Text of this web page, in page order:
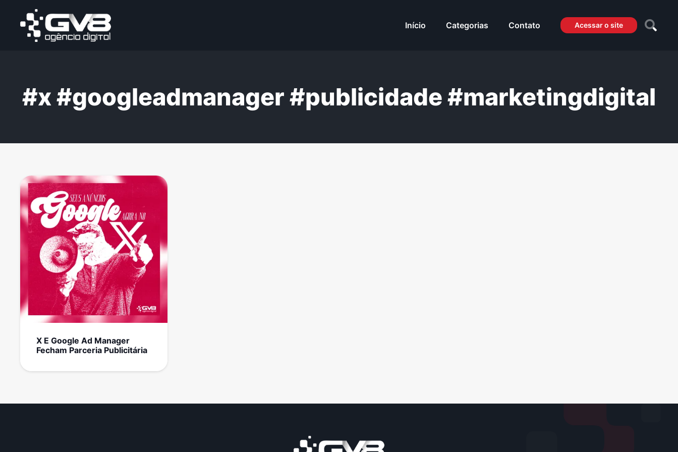
Início Categorias Contato Acessar o site
#x #googleadmanager #publicidade #marketingdigital
X E Google Ad Manager
Fecham Parceria Publicitária